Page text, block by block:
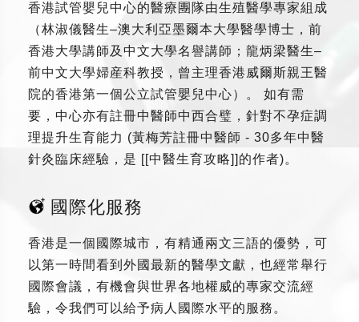
香港試管嬰兒中心的醫療團隊由生殖醫學專家組成
（林淑儀醫生–澳大利亞墨爾本大學醫學博士，前
香港大學講師及中文大學名譽講師；龍炳梁醫生–
前中文大學婦産科教授，曾主理香港威爾斯親王醫
院的香港第一個公立試管嬰兒中心）。 如有需
要，中心亦有註冊中醫師中西合璧，針對不孕症調
理提升生育能力 (黃梅芳註冊中醫師 - 30多年中醫
針灸臨床經驗，是 [[中醫生育攻略]]的作者)。
國際化服務
香港是一個國際城市，有精通兩文三語的優勢，可
以第一時間看到外國最新的醫學文獻，也經常舉行
國際會議，有機會與世界各地權威的專家交流經
驗，令我們可以給予病人國際水平的服務。